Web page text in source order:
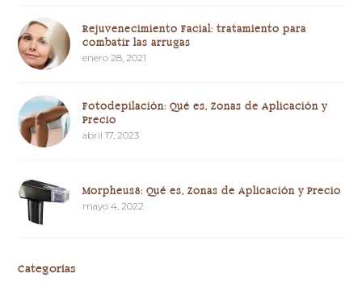
Rejuvenecimiento Facial: tratamiento para
combatir las arrugas
enero 28, 2021
Fotodepilación: Qué es, Zonas de Aplicación y
Precio
abril 17, 2023
Morpheus8: Qué es, Zonas de Aplicación y Precio
mayo 4, 2022
Categorías